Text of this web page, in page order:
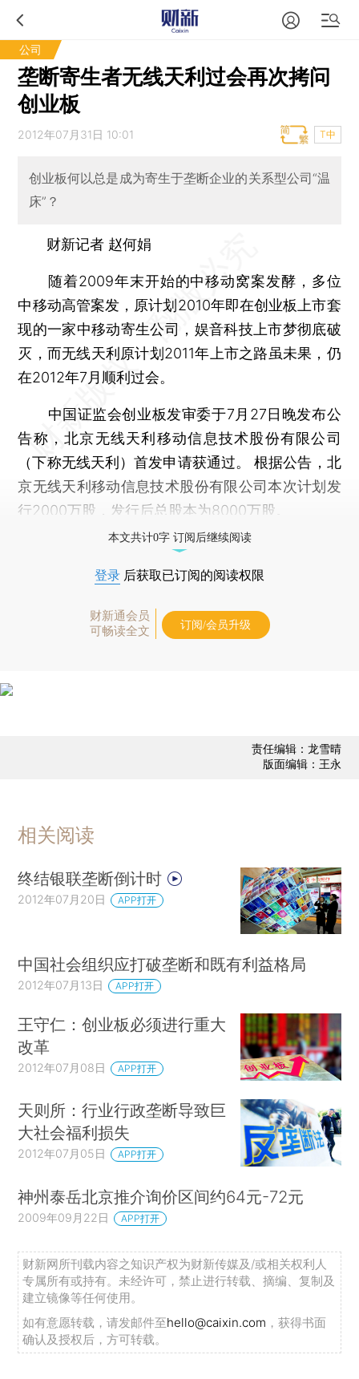
公司
垄断寄生者无线天利过会再次拷问
创业板
2012年07月31日 10:01 T中
创业板何以总是成为寄生于垄断企业的关系型公司“温
床”？
财新记者 赵何娟
随着2009年末开始的中移动窝案发酵，多位
中移动高管案发，原计划2010年即在创业板上市套
现的一家中移动寄生公司，娱音科技上市梦彻底破
灭，而无线天利原计划2011年上市之路虽未果，仍
在2012年7月顺利过会。
中国证监会创业板发审委于7月27日晚发布公
告称，北京无线天利移动信息技术股份有限公司
（下称无线天利）首发申请获通过。 根据公告，北
京无线天利移动信息技术股份有限公司本次计划发
行2000万股，发行后总股本为8000万股。
本文共计0字 订阅后继续阅读
登录 后获取已订阅的阅读权限
财新通会员
可畅读全文
订阅/会员升级
责任编辑：龙雪晴
版面编辑：王永
相关阅读
终结银联垄断倒计时
2012年07月20日 APP打开
中国社会组织应打破垄断和既有利益格局
2012年07月13日 APP打开
王守仁：创业板必须进行重大
改革
2012年07月08日 APP打开
天则所：行业行政垄断导致巨
大社会福利损失
2012年07月05日 APP打开
神州泰岳北京推介询价区间约64元-72元
2009年09月22日 APP打开
财新网所刊载内容之知识产权为财新传媒及/或相关权利人
专属所有或持有。未经许可，禁止进行转载、摘编、复制及
建立镜像等任何使用。
如有意愿转载，请发邮件至hello@caixin.com ，获得书面
确认及授权后，方可转载。